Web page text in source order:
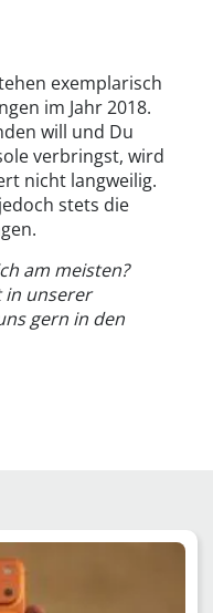
exemplarisch
im Jahr 2018.
will und Du
verbringst, wird
nicht langweilig.
stets die
am meisten?
in unserer
gern in den